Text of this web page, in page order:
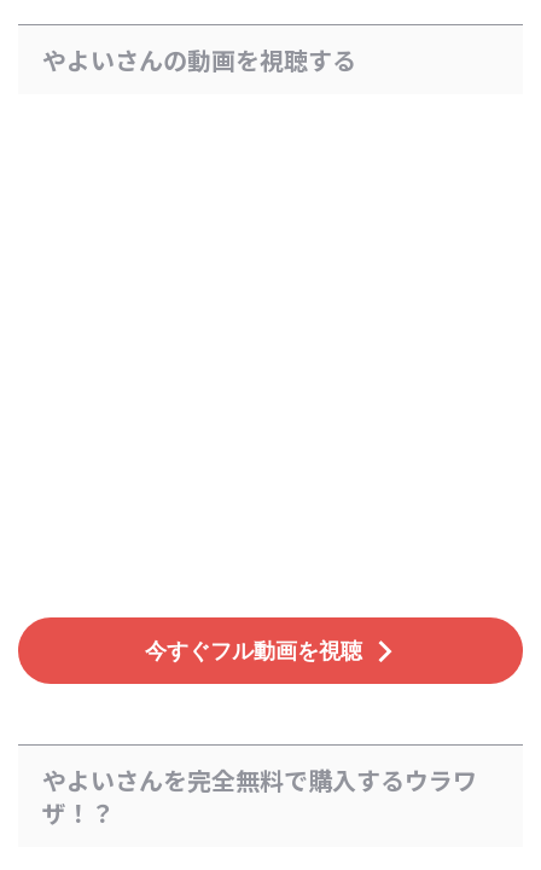
やよいさんの動画を視聴する
今すぐフル動画を視聴
やよいさんを完全無料で購入するウラワ
ザ！？